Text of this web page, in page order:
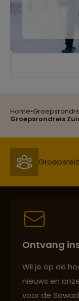
Home•
Groepsrondreis
Reizen
Best
Ontvang
Wil je op de
nieuws en
voor de